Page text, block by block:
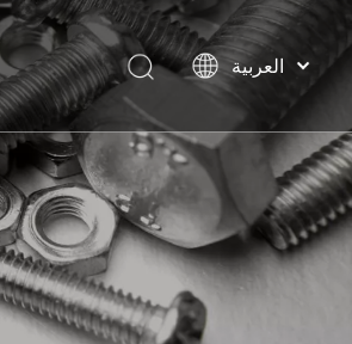
العربية
हिन्दी
Italiano
Deutsch
Português
Español